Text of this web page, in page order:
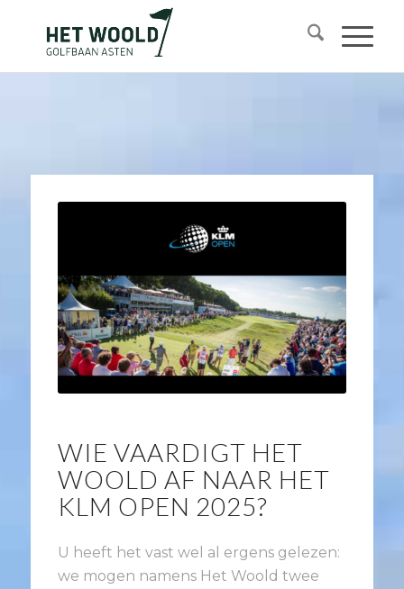
WIE VAARDIGT HET
WOOLD AF NAAR HET
KLM OPEN 2025?
U heeft het vast wel al ergens gelezen:
we mogen namens Het Woold twee